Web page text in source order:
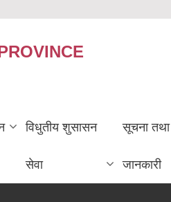
विधुतीय शुसासन
सेवा
सूचना तथा
जानकारी